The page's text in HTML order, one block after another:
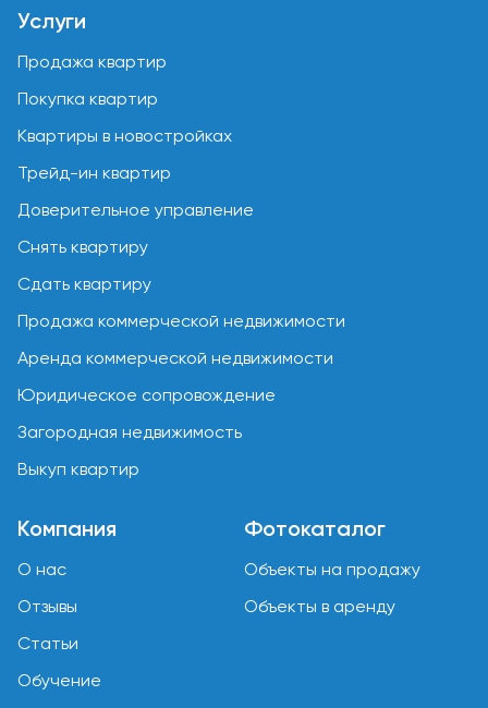
Услуги
Продажа квартир
Покупка квартир
Квартиры в новостройках
Трейд-ин квартир
Доверительное управление
Снять квартиру
Сдать квартиру
Продажа коммерческой недвижимости
Аренда коммерческой недвижимости
Юридическое сопровождение
Загородная недвижимость
Выкуп квартир
Компания
О нас
Отзывы
Статьи
Обучение
Фотокаталог
Объекты на продажу
Объекты в аренду